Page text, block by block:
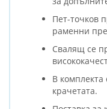
Пет-точков
раменни
Свалящ се
В
крачетата.